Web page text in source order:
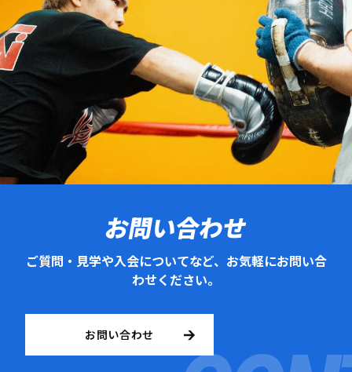
お問い合わせ
ご質問・見学や入会についてなど、お気軽にお問い合
わせください。
お問い合わせ